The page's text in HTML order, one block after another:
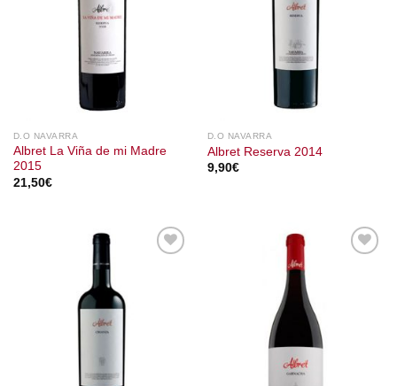
D.O NAVARRA
Albret La Viña de mi Madre
2015
21,50€
D.O NAVARRA
Albret Reserva 2014
9,90€